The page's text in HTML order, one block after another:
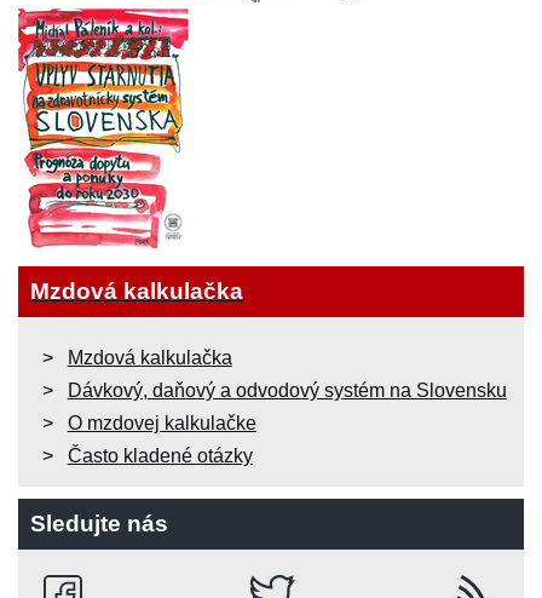
Mzdová kalkulačka
Mzdová kalkulačka
Dávkový, daňový a odvodový systém na Slovensku
O mzdovej kalkulačke
Často kladené otázky
Sledujte nás